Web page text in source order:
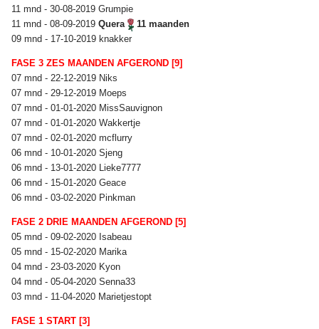
11 mnd - 30-08-2019 Grumpie
11 mnd - 08-09-2019 Quera
11 maanden
09 mnd - 17-10-2019 knakker
FASE 3 ZES MAANDEN AFGEROND [9]
07 mnd - 22-12-2019 Niks
07 mnd - 29-12-2019 Moeps
07 mnd - 01-01-2020 MissSauvignon
07 mnd - 01-01-2020 Wakkertje
07 mnd - 02-01-2020 mcflurry
06 mnd - 10-01-2020 Sjeng
06 mnd - 13-01-2020 Lieke7777
06 mnd - 15-01-2020 Geace
06 mnd - 03-02-2020 Pinkman
FASE 2 DRIE MAANDEN AFGEROND [5]
05 mnd - 09-02-2020 Isabeau
05 mnd - 15-02-2020 Marika
04 mnd - 23-03-2020 Kyon
04 mnd - 05-04-2020 Senna33
03 mnd - 11-04-2020 Marietjestopt
FASE 1 START [3]